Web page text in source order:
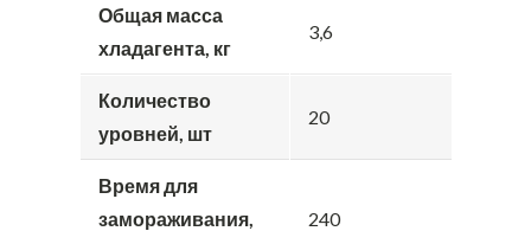
Общая масса
хладагента, кг
3,6
Количество
уровней, шт
20
Время для
замораживания,
240